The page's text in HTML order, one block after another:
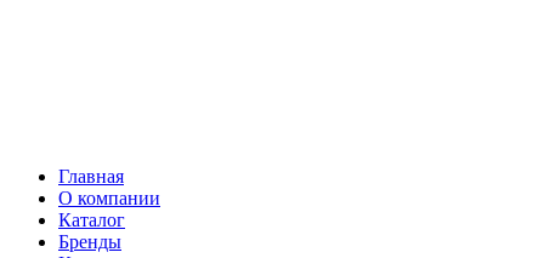
Главная
О компании
Каталог
Бренды